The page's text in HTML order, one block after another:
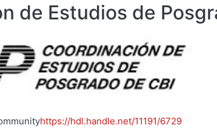
de Estudios de
https://hdl.handle.net/11191/6729